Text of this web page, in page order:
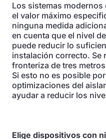
Los sistemas
el valor máximo
ninguna medida
en cuenta que el nivel
puede reducir lo
instalación correcto. Se
fronteriza de tres
Si esto no es posible
optimizaciones del
ayudar a reducir los
Elige dispositivos con